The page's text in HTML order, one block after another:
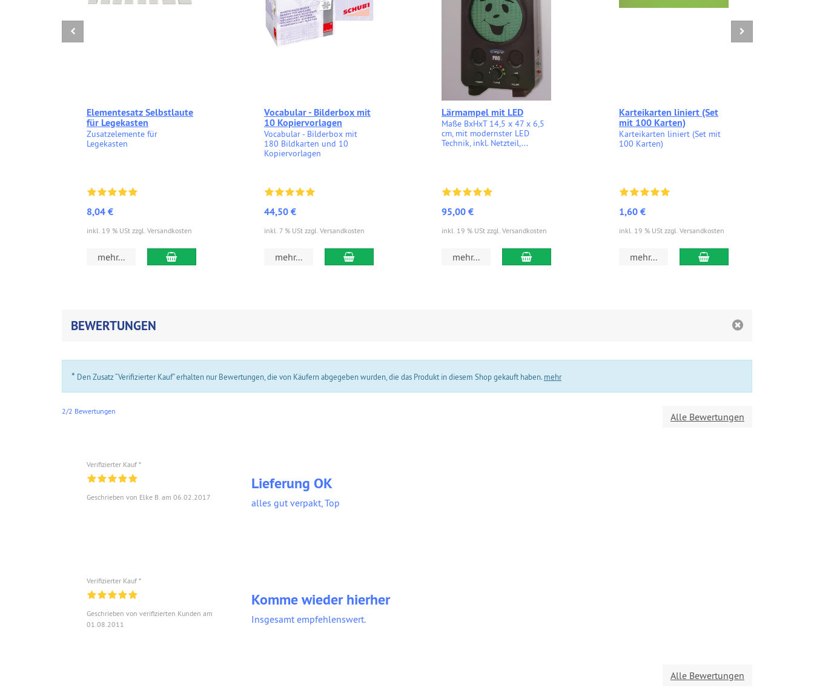
Elementesatz Selbstlaute
für Legekasten
Zusatzelemente für
Legekasten
8,04 €
inkl. 19 % USt zzgl. Versandkosten
mehr... In den Warenkorb
Vocabular - Bilderbox mit
10 Kopiervorlagen
Vocabular - Bilderbox mit
180 Bildkarten und 10
Kopiervorlagen
44,50 €
inkl. 7 % USt zzgl. Versandkosten
mehr... In den Warenkorb
Lärmampel mit LED
Maße BxHxT 14,5 x 47 x 6,5
cm, mit modernster LED
Technik, inkl. Netzteil,...
95,00 €
inkl. 19 % USt zzgl. Versandkosten
mehr... In den Warenkorb
Karteikarten liniert (Set
mit 100 Karten)
Karteikarten liniert (Set mit
100 Karten)
1,60 €
inkl. 19 % USt zzgl. Versandkosten
mehr... In den Warenkorb
BEWERTUNGEN
* Den Zusatz “Verifizierter Kauf” erhalten nur Bewertungen, die von Käufern abgegeben wurden, die das Produkt in diesem Shop gekauft haben. mehr
2/2 Bewertungen Alle Bewertungen
Verifizierter Kauf *
Geschrieben von Elke B. am 06.02.2017
Lieferung OK
alles gut verpakt, Top
Verifizierter Kauf *
Geschrieben von verifizierten Kunden am
01.08.2011
Komme wieder hierher
Insgesamt empfehlenswert.
Alle Bewertungen